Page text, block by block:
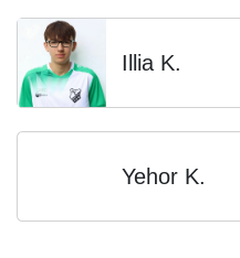
Illia K.
Yehor K.